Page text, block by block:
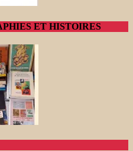
ET HISTOIRES